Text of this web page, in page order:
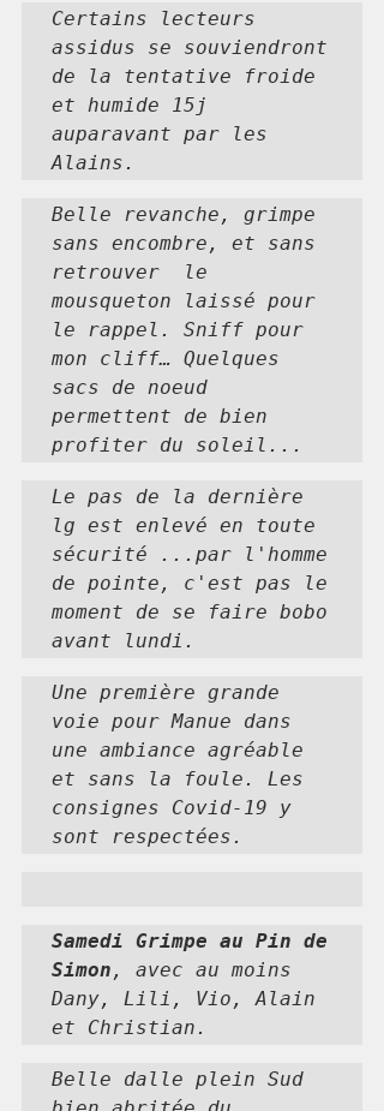
Certains lecteurs
assidus se souviendront
de la tentative froide
et humide 15j
auparavant par les
Alains.
Belle revanche, grimpe
sans encombre, et sans
retrouver  le
mousqueton laissé pour
le rappel. Sniff pour
mon cliff… Quelques
sacs de noeud
permettent de bien
profiter du soleil...
Le pas de la dernière
lg est enlevé en toute
sécurité ...par l'homme
de pointe, c'est pas le
moment de se faire bobo
avant lundi.
Une première grande
voie pour Manue dans
une ambiance agréable
et sans la foule. Les
consignes Covid-19 y
sont respectées.
Samedi Grimpe au Pin de
Simon , avec au moins
Dany, Lili, Vio, Alain
et Christian.
Belle dalle plein Sud